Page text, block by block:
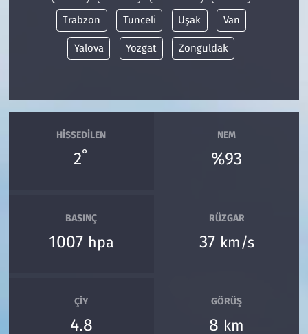
Trabzon Tunceli Uşak Van
Yalova Yozgat Zonguldak
HISSEDILEN
2°
NEM
%93
BASINÇ
1007 hpa
RÜZGAR
37 km/s
ÇIY
4.8
GÖRÜŞ
8 km